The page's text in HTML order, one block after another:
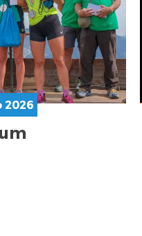
2026